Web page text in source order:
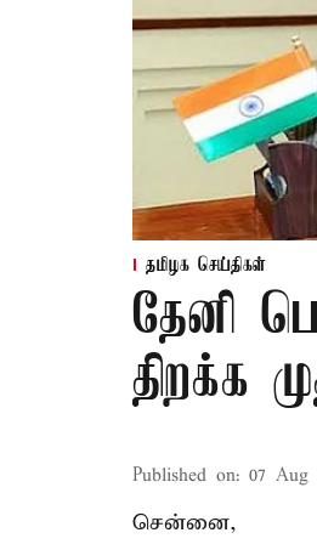
தமிழக செய்திகள்
தேனி
திறக்க
Published on: 07 Aug
சென்னை,